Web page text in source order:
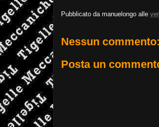
Pubblicato da manuelongo alle
Nessun commento:
Posta un